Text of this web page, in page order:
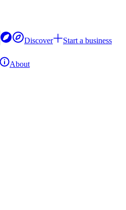
Discover
Start a business
About